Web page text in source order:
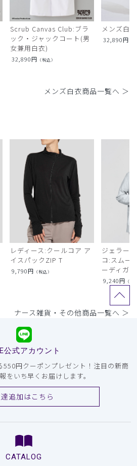
Scrub Canvas Club:ブラ
ック・ジャックコート(男
女兼用白衣)
32,890円 （税込）
メンズ白
32,890円
メンズ白衣商品一覧へ ＞
レディース:クールコア ア
イスパックZIP T
9,790円 （税込）
ジェラー
コ:スムー
ーディガン
9,240円 （税
ナース雑貨・その他商品一覧へ ＞
公式アカウント
550円クーポンプレゼント！注目の新商
をいち早くお届けします。
追加はこちら
CATALOG